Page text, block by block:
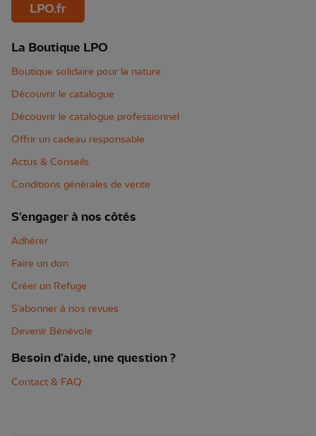
LPO.fr
La Boutique LPO
Boutique solidaire pour la nature
Découvrir le catalogue
Découvrir le catalogue professionnel
Offrir un cadeau responsable
Actus & Conseils
Conditions générales de vente
S'engager à nos côtés
Adhérer
Faire un don
Créer un Refuge
S'abonner à nos revues
Devenir Bénévole
Besoin d'aide, une question ?
Contact & FAQ